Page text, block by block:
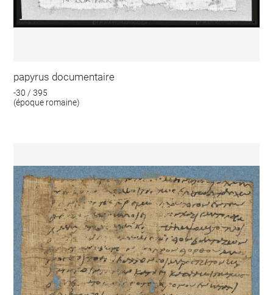
papyrus documentaire
-30 / 395
(époque romaine)